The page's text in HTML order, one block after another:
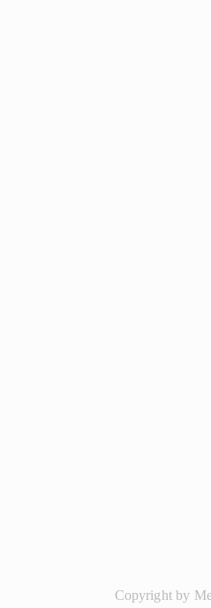
Copyright by